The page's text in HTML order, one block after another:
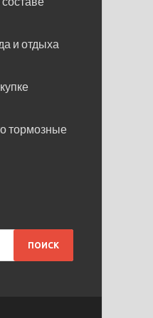
и отдыха
тормозные